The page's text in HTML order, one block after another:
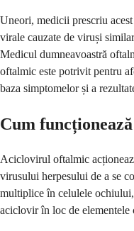
Uneori, medicii prescriu
virale cauzate de viruși
Medicul dumneavoastră
oftalmic este potrivit pentru
baza simptomelor și a
Cum
Aciclovirul oftalmic
virusului herpesului de a se
multiplice în celulele ochiului,
aciclovir în loc de elementele